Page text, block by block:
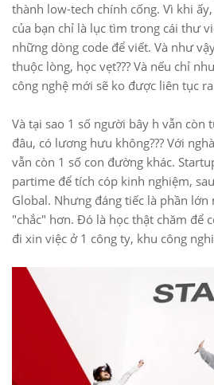
thành low-tech chính cống. Vì khi
của bạn chỉ là lục tìm trong cái thư
những dòng code để viết. Và như
thuộc lòng, học vẹt??? Và nếu chỉ
công nghệ mới sẽ ko được liên tục
Và tại sao 1 số người bây h vẫn còn
đâu, có lương hưu không??? Với
vẫn còn 1 số con đường khác.
partime để tích cóp kinh nghiệm,
Global. Nhưng đáng tiếc là phần
"chắc" hơn. Đó là học thật chăm để
đi xin việc ở 1 công ty, khu công